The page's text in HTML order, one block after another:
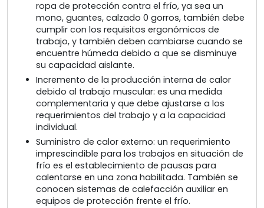
ropa de protección contra el frío, ya sea un
mono, guantes, calzado 0 gorros, también debe
cumplir con los requisitos ergonómicos de
trabajo, y también deben cambiarse cuando se
encuentre húmeda debido a que se disminuye
su capacidad aislante.
Incremento de la producción interna de calor
debido al trabajo muscular: es una medida
complementaria y que debe ajustarse a los
requerimientos del trabajo y a la capacidad
individual.
Suministro de calor externo: un requerimiento
imprescindible para los trabajos en situación de
frío es el establecimiento de pausas para
calentarse en una zona habilitada. También se
conocen sistemas de calefacción auxiliar en
equipos de protección frente el frío.